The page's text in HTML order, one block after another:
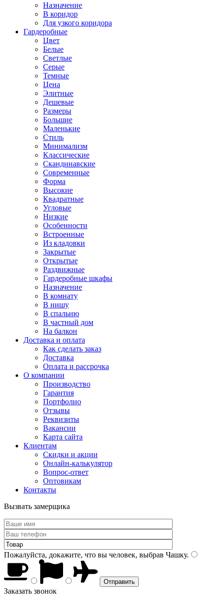
Назначение
В коридор
Для узкого коридора
Гардеробные
Цвет
Белые
Светлые
Серые
Темные
Цена
Элитные
Дешевые
Размеры
Большие
Маленькие
Стиль
Минимализм
Классические
Скандинавские
Современные
Форма
Высокие
Квадратные
Угловые
Низкие
Особенности
Встроенные
Из кладовки
Закрытые
Открытые
Раздвижные
Гардеробные шкафы
Назначение
В комнату
В нишу
В спальню
В частный дом
На балкон
Доставка и оплата
Как сделать заказ
Доставка
Оплата и рассрочка
О компании
Производство
Гарантия
Портфолио
Отзывы
Реквизиты
Вакансии
Карта сайта
Клиентам
Скидки и акции
Онлайн-калькулятор
Вопрос-ответ
Оптовикам
Контакты
Вызвать замерщика
Пожалуйста, докажите, что вы человек, выбрав Чашку.
Заказать звонок